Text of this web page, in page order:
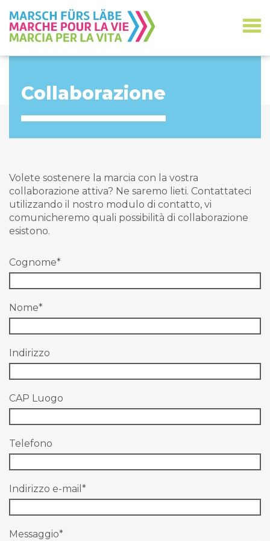
Collaborazione
Volete sostenere la marcia con la vostra
collaborazione attiva? Ne saremo lieti. Contattateci
utilizzando il nostro modulo di contatto, vi
comunicheremo quali possibilità di collaborazione
esistono.
Cognome*
Nome*
Indirizzo
CAP Luogo
Telefono
Indirizzo e-mail *
Messaggio*